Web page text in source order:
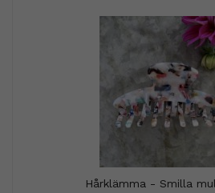
Hårklämma - Smilla